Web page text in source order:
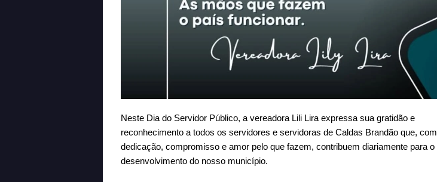
Neste Dia do Servidor Público, a vereadora Lili Lira expressa sua gratidão e
reconhecimento a todos os servidores e servidoras de Caldas Brandão que, com
dedicação, compromisso e amor pelo que fazem, contribuem diariamente para o
desenvolvimento do nosso município.